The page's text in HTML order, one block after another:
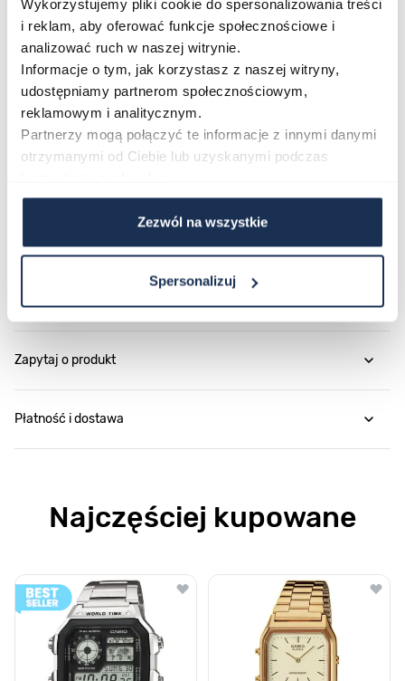
Wykorzystujemy pliki cookie do spersonalizowania treści
i reklam, aby oferować funkcje społecznościowe i
analizować ruch w naszej witrynie.
Informacje o tym, jak korzystasz z naszej witryny,
udostępniamy partnerom społecznościowym,
reklamowym i analitycznym.
Partnerzy mogą połączyć te informacje z innymi danymi
otrzymanymi od Ciebie lub uzyskanymi podczas
Zezwól na wszystkie
Spersonalizuj
że to model, który łączy kreatywny design z praktyczną
nowoczesnością.
Połączenie stylu i funkcjonalności
Swatch Clearly Pay! to zegarek, który redefiniuje to, jak
patrzymy na codzienny dodatek – przezroczysty, duży i
gotowy do płatności zbliżeniowych. Jeśli szukasz
modelu, który łączy innowację z niepowtarzalnym
Parametry
Opinie
Zapytaj o produkt
Płatność i dostawa
Najczęściej kupowane
Poruszanie się po elementach karuzeli jest możliwe za pomocą
Naciśnij, aby pominąć karuzelę
Naciśnij, aby przejść do nawigacji karuzeli